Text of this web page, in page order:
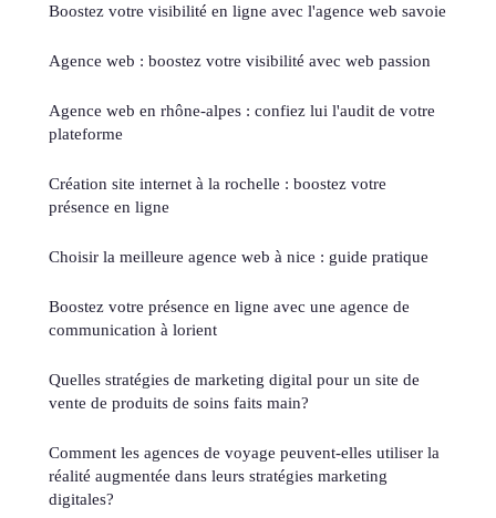
Boostez votre visibilité en ligne avec l'agence web savoie
Agence web : boostez votre visibilité avec web passion
Agence web en rhône-alpes : confiez lui l'audit de votre
plateforme
Création site internet à la rochelle : boostez votre
présence en ligne
Choisir la meilleure agence web à nice : guide pratique
Boostez votre présence en ligne avec une agence de
communication à lorient
Quelles stratégies de marketing digital pour un site de
vente de produits de soins faits main?
Comment les agences de voyage peuvent-elles utiliser la
réalité augmentée dans leurs stratégies marketing
digitales?